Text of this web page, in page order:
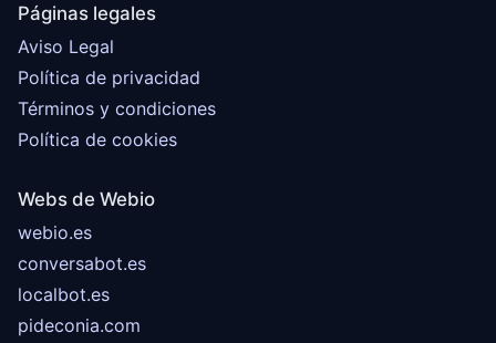
Páginas legales
Aviso Legal
Política de privacidad
Términos y condiciones
Política de cookies
Webs de Webio
webio.es
conversabot.es
localbot.es
pideconia.com